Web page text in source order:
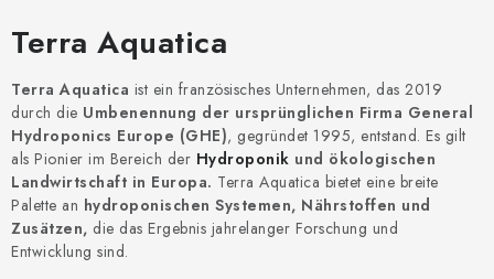
ANBAUBEDARF FÜR DEN HEIMANBAU
AQUARISTIK
MICROGREENS
SMARTER GARTEN
Terra Aquatica
Terra Aquatica ist ein französisches Unternehmen, das 2019
durch die Umbenennung der ursprünglichen Firma General
Hydroponics Europe (GHE), gegründet 1995, entstand. Es gilt
als Pionier im Bereich der Hydroponik und ökologischen
Landwirtschaft in Europa. Terra Aquatica bietet eine breite
Palette an hydroponischen Systemen, Nährstoffen und
Zusätzen, die das Ergebnis jahrelanger Forschung und
Entwicklung sind.